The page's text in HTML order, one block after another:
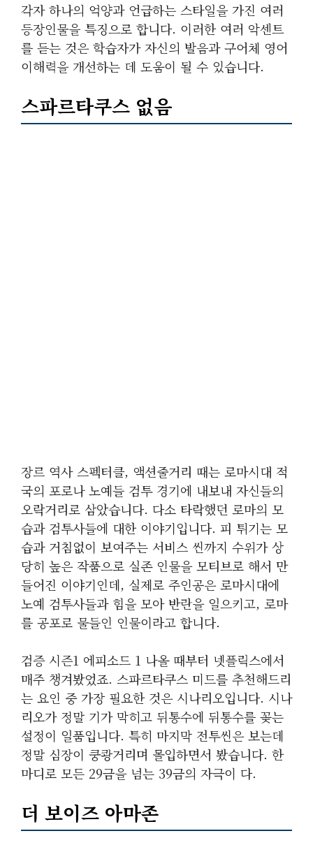
각자 하나의 억양과 언급하는 스타일을 가진 여러
등장인물을 특징으로 합니다. 이러한 여러 악센트
를 듣는 것은 학습자가 자신의 발음과 구어체 영어
이해력을 개선하는 데 도움이 될 수 있습니다.
스파르타쿠스 없음
장르 역사 스펙터클, 액션줄거리 때는 로마시대 적
국의 포로나 노예들 검투 경기에 내보내 자신들의
오락거리로 삼았습니다. 다소 타락했던 로마의 모
습과 검투사들에 대한 이야기입니다. 피 튀기는 모
습과 거침없이 보여주는 서비스 씬까지 수위가 상
당히 높은 작품으로 실존 인물을 모티브로 해서 만
들어진 이야기인데, 실제로 주인공은 로마시대에
노예 검투사들과 힘을 모아 반란을 일으키고, 로마
를 공포로 물들인 인물이라고 합니다.
검증 시즌1 에피소드 1 나올 때부터 넷플릭스에서
매주 챙겨봤었죠. 스파르타쿠스 미드를 추천해드리
는 요인 중 가장 필요한 것은 시나리오입니다. 시나
리오가 정말 기가 막히고 뒤통수에 뒤통수를 꽂는
설정이 일품입니다. 특히 마지막 전투씬은 보는데
정말 심장이 쿵쾅거리며 몰입하면서 봤습니다. 한
마디로 모든 29금을 넘는 39금의 자극이 다.
더 보이즈 아마존